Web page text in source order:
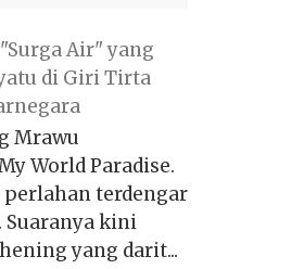
Air" yang
di Giri Tirta
Mrawu
World Paradise.
terdengar
kini
yang darit...